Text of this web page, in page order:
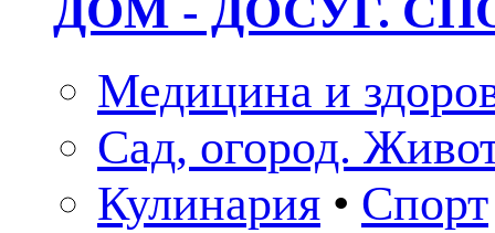
ДОМ - ДОСУГ.
Медицина и
Сад, огород.
Кулинария • Спорт